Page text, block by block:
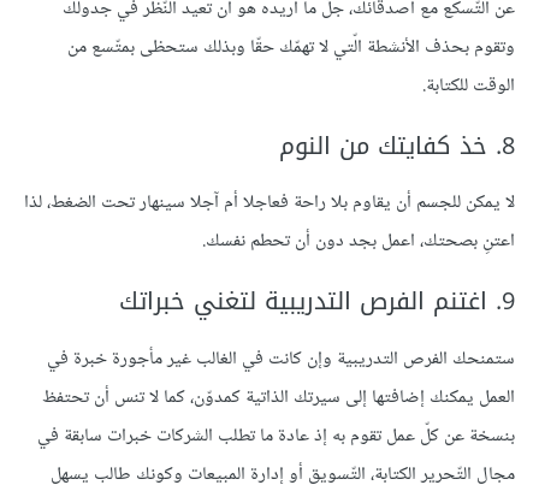
عن التّسكع مع أصدقائك، جلُّ ما أريده هو أن تعيد النّظر في جدولك
وتقوم بحذف الأنشطة الّتي لا تهمّك حقّا وبذلك ستحظى بمتّسع من
الوقت للكتابة.
8. خذ كفايتك من النوم
لا يمكن للجسم أن يقاوم بلا راحة فعاجلا أم آجلا سينهار تحت الضغط، لذا
اعتنِ بصحتك، اعمل بجد دون أن تحطم نفسك.
9. اغتنم الفرص التدريبية لتغني خبراتك
ستمنحك الفرص التدريبية وإن كانت في الغالب غير مأجورة خبرة في
العمل يمكنك إضافتها إلى سيرتك الذاتية كمدوّن، كما لا تنس أن تحتفظ
بنسخة عن كلّ عمل تقوم به إذ عادة ما تطلب الشركات خبرات سابقة في
مجال التّحرير الكتابة، التّسويق أو إدارة المبيعات وكونك طالب يسهل